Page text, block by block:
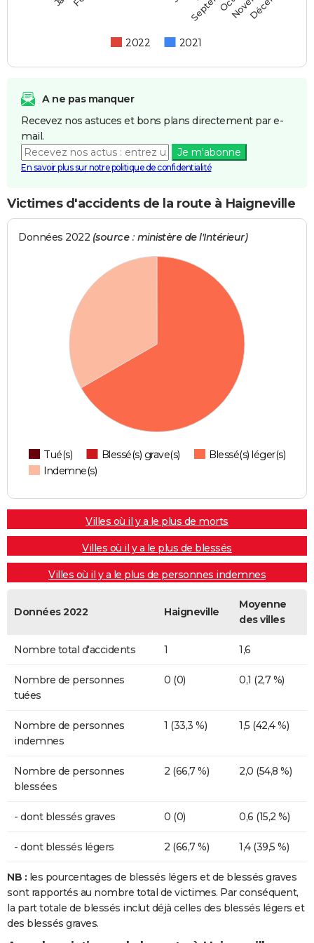
2022 2021
A ne pas manquer
Recevez nos astuces et bons plans directement par e-
mail.
Je m'abonne
En savoir plus sur notre politique de confidentialité
Victimes d'accidents de la route à Haigneville
Données 2022 (source : ministère de l'Intérieur)
Tué(s) Blessé(s) grave(s)
Blessé(s) léger(s)
Indemne(s)
Villes où il y a le plus de morts
Villes où il y a le plus de blessés
Villes où il y a le plus de personnes indemnes
Données 2022 Haigneville
Moyenne
des villes
Nombre total d'accidents 1 1,6
Nombre de personnes
tuées
0 (0) 0,1 (2,7 %)
Nombre de personnes
indemnes
1 (33,3 %) 1,5 (42,4 %)
Nombre de personnes
blessées
2 (66,7 %) 2,0 (54,8 %)
- dont blessés graves 0 (0) 0,6 (15,2 %)
- dont blessés légers 2 (66,7 %) 1,4 (39,5 %)
NB : les pourcentages de blessés légers et de blessés graves
sont rapportés au nombre total de victimes. Par conséquent,
la part totale de blessés inclut déjà celles des blessés légers et
des blessés graves.